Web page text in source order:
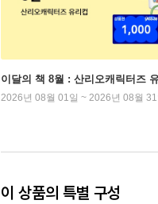
이달의 책 8월 : 산리오캐릭터즈
2026년 08월 01일 ~ 2026년 08월 31
이 상품의 특별 구성